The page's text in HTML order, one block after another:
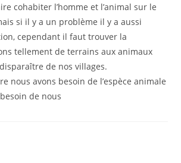
cohabiter l’homme et l’animal sur le
si il y a un problème il y a aussi
cependant il faut trouver la
tellement de terrains aux animaux
de nos villages.
nous avons besoin de l’espèce animale
de nous